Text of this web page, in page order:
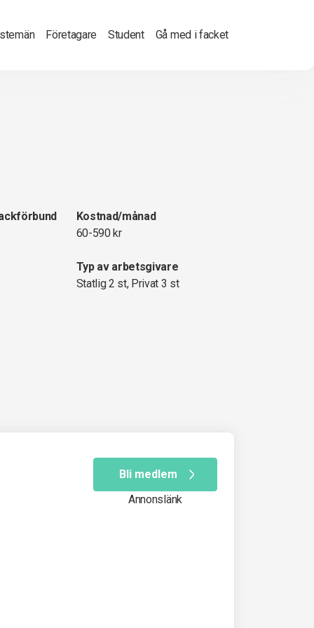
Företagare Student Gå med i facket
Kostnad/månad
60-590 kr
Typ av arbetsgivare
Statlig 2 st, Privat 3 st
Bli medlem
Annonslänk